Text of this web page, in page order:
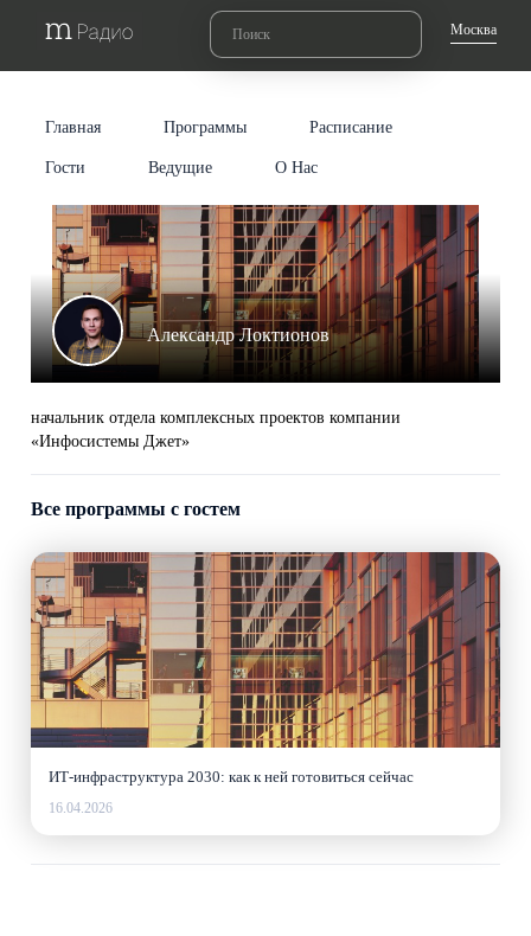
Москва
Главная Программы Расписание
Гости Ведущие О Нас
Александр Локтионов
начальник отдела комплексных проектов компании
«Инфосистемы Джет»
Все программы с гостем
ИТ-инфраструктура 2030: как к ней готовиться сейчас
16.04.2026